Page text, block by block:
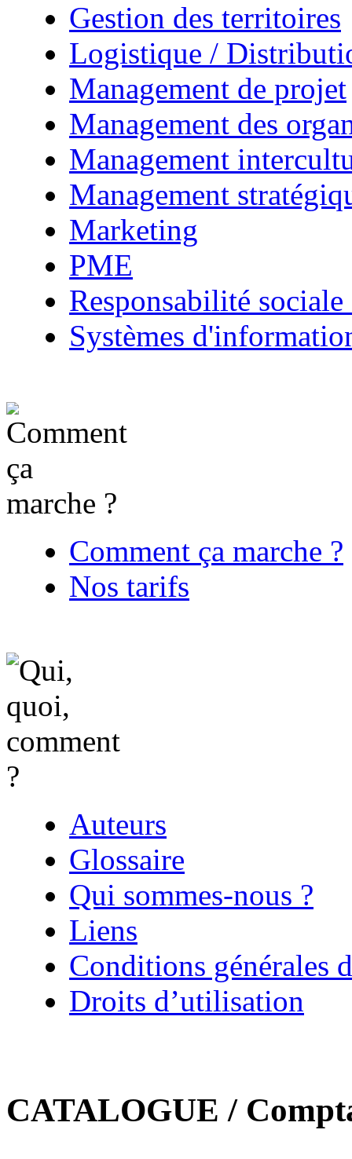
Gestion des territoires
Logistique /
Management de projet
Management des
Management
Management
Marketing
PME
Responsabilité
Systèmes
Comment ça marche ?
Nos tarifs
Auteurs
Glossaire
Qui sommes-nous ?
Liens
Conditions générales
Droits d’utilisation
CATALOGUE /